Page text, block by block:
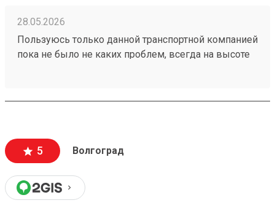
28.05.2026
Пользуюсь только данной транспортной компанией
пока не было не каких проблем, всегда на высоте
5 Волгоград